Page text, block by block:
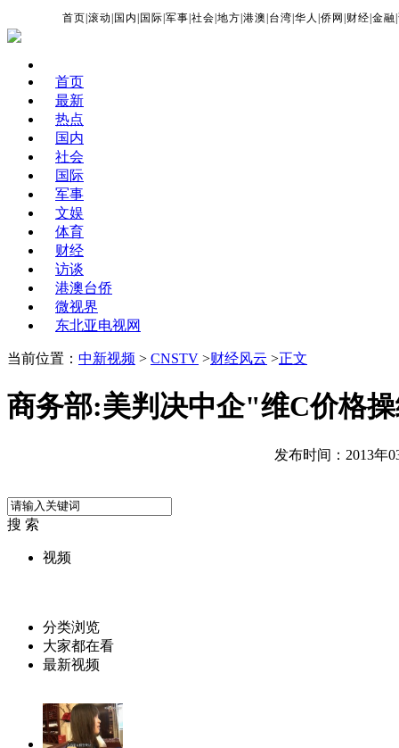
首页 |滚动 国内 国际 |军事 |社会 |地方 |港澳 台湾 |华人 |侨网 财经 |金融 |
首页
最新
热点
国内
社会
国际
军事
文娱
体育
财经
访谈
港澳台侨
微视界
东北亚电视网
当前位置： 中新视频 > CNSTV >财经风云 >正文
商务部:美判决中企"维C价格
发布时间：2013年
搜 索
视频
分类浏览
大家都在看
最新视频